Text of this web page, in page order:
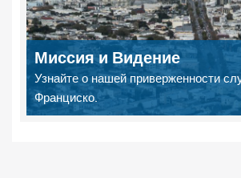
Миссия и Видение
Узнайте о нашей приверженности
Франциско.